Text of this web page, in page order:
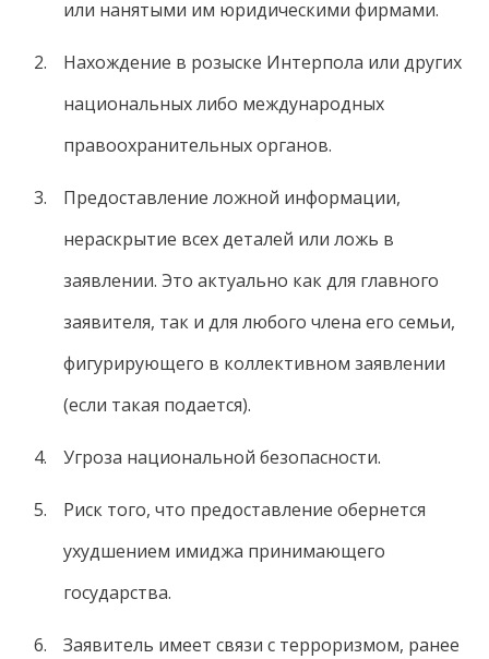
или нанятыми им юридическими фирмами.
Нахождение в розыске Интерпола или других
национальных либо международных
правоохранительных органов.
Предоставление ложной информации,
нераскрытие всех деталей или ложь в
заявлении. Это актуально как для главного
заявителя, так и для любого члена его семьи,
фигурирующего в коллективном заявлении
(если такая подается).
Угроза национальной безопасности.
Риск того, что предоставление обернется
ухудшением имиджа принимающего
государства.
Заявитель имеет связи с терроризмом, ранее